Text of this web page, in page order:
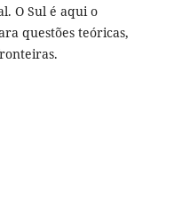
O Sul é aqui o
questões teóricas,